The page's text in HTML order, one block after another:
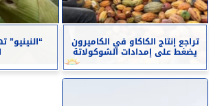
تراجع إنتاج الكاكاو في الكاميرون
يضغط على إمدادات الشوكولاتة